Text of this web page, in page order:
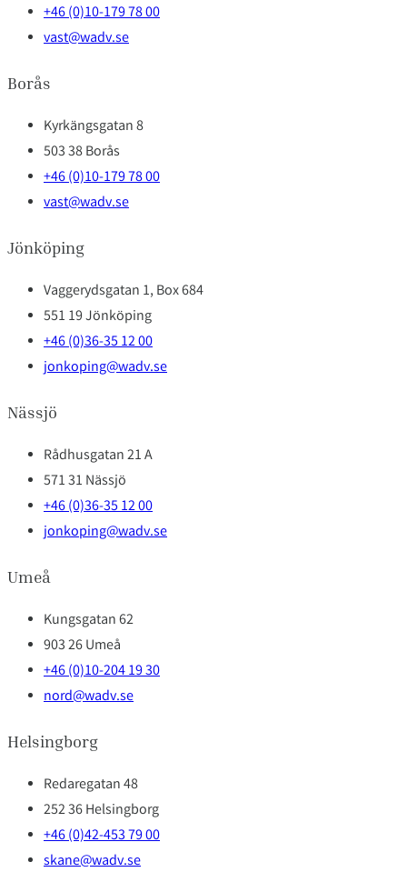
+46 (0)10-179 78 00
vast@wadv.se
Borås
Kyrkängsgatan 8
503 38 Borås
+46 (0)10-179 78 00
vast@wadv.se
Jönköping
Vaggerydsgatan 1, Box 684
551 19 Jönköping
+46 (0)36-35 12 00
jonkoping@wadv.se
Nässjö
Rådhusgatan 21 A
571 31 Nässjö
+46 (0)36-35 12 00
jonkoping@wadv.se
Umeå
Kungsgatan 62
903 26 Umeå
+46 (0)10-204 19 30
nord@wadv.se
Helsingborg
Redaregatan 48
252 36 Helsingborg
+46 (0)42-453 79 00
skane@wadv.se